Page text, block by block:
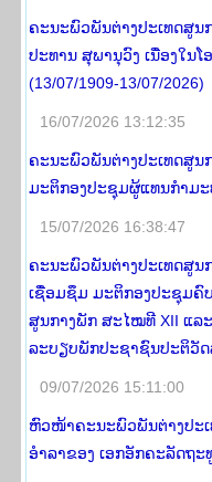
ຄະນະພົວພັນຕ່າງປະເທດສູ
ປະທານ ສຸພານຸວົງ ເນື່ອງໃນ
(13/07/1909-13/07/2026)
16/07/2026 13:12:35
ຄະນະພົວພັນຕ່າງປະເທດສູນ
ມະຕິກອງປະຊຸມຜູ້ແທນກຳມະ
15/07/2026 16:38:47
ຄະນະພົວພັນຕ່າງປະເທດສູ
ເຊື່ອມຊຶມ ມະຕິກອງປະຊຸມຄົ
ສູນກາງພັກ ສະໄໝທີ XII ແລ
ລະບຽບພັກປະຊາຊົນປະຕິວັດ
09/07/2026 15:11:00
ຫົວໜ້າຄະນະພົວພັນຕ່າງປະ
ອຳລາຂອງ ເອກອັກຄະລັດຖະ